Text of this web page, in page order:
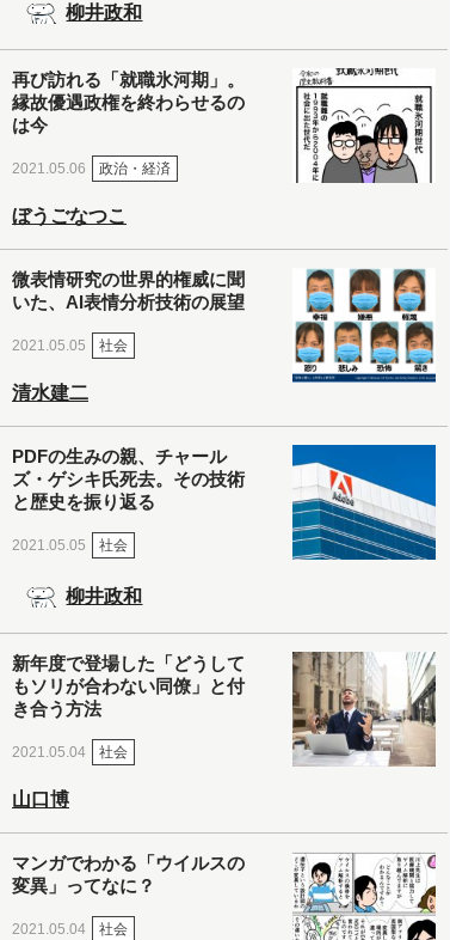
柳井政和
再び訪れる「就職氷河期」。
縁故優遇政権を終わらせるの
は今
2021.05.06 政治・経済
ぼうごなつこ
微表情研究の世界的権威に聞
いた、AI表情分析技術の展望
2021.05.05 社会
清水建二
PDFの生みの親、チャール
ズ・ゲシキ氏死去。その技術
と歴史を振り返る
2021.05.05 社会
柳井政和
新年度で登場した「どうして
もソリが合わない同僚」と付
き合う方法
2021.05.04 社会
山口博
マンガでわかる「ウイルスの
変異」ってなに？
2021.05.04 社会